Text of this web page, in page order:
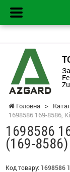
Головна >
1698586 169-8586,
1698586
(169-8586)
Код товару: 1698586